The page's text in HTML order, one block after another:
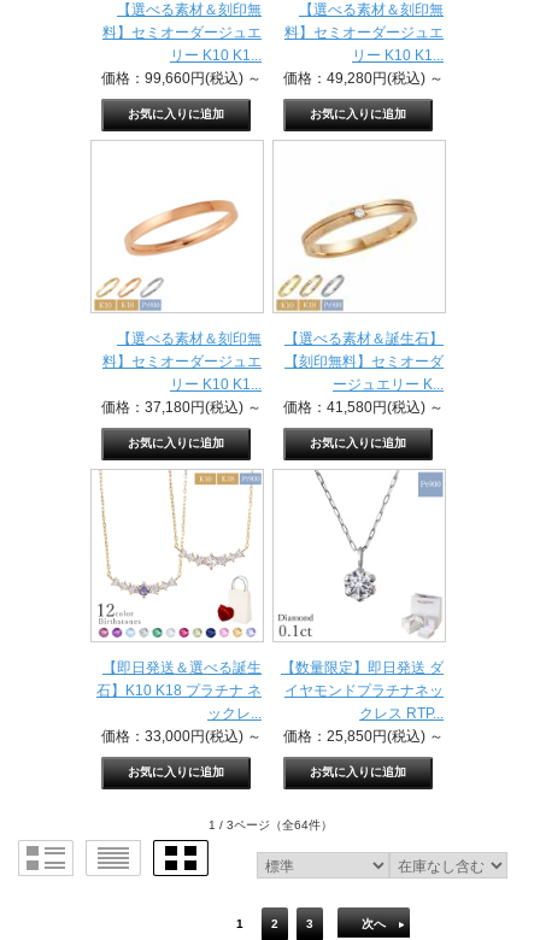
【選べる素材＆刻印無
料】セミオーダージュエ
リー K10 K1...
価格：99,660円(税込) ～
【選べる素材＆刻印無
料】セミオーダージュエ
リー K10 K1...
価格：49,280円(税込) ～
【選べる素材＆刻印無
料】セミオーダージュエ
リー K10 K1...
価格：37,180円(税込) ～
【選べる素材＆誕生石】
【刻印無料】セミオーダ
ージュエリー K...
価格：41,580円(税込) ～
【即日発送＆選べる誕生
石】K10 K18 プラチナ ネ
ックレ...
価格：33,000円(税込) ～
【数量限定】即日発送 ダ
イヤモンドプラチナネッ
クレス RTP...
価格：25,850円(税込) ～
1 / 3ページ （全64件）
1 2 3 次へ